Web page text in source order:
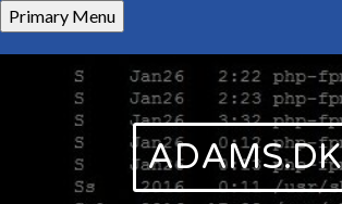
Skip
to
Primary Menu
ADAMS.DK